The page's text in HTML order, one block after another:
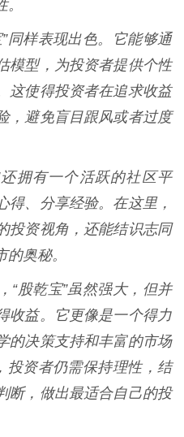
同样表现出色。它能够通
模型，为投资者提供个性
这使得投资者在追求收益
，避免盲目跟风或者过度
拥有一个活跃的社区平
得、分享经验。在这里，
投资视角，还能结识志同
奥秘。
“股乾宝”虽然强大，但并
收益。它更像是一个得力
的决策支持和丰富的市场
投资者仍需保持理性，结
断，做出最适合自己的投